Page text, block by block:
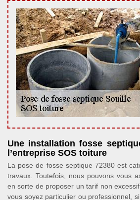
Une installation fosse
l’entreprise SOS toiture
La pose de fosse septique 72380 est
travaux. Toutefois, nous pouvons vous
en sorte de proposer un tarif non
vous soyez particulier ou professionnel,